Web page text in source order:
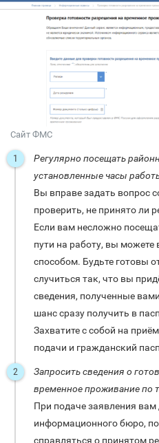
Сайт ФМС
Регулярно посещать
установленные часы
Вы вправе задать вопрос
проверить, не принято ли
Если вам несложно
пути на работу, вы можете
способом. Будьте готовы
случиться так, что вы
сведения, полученные
шанс сразу получить в
Захватите с собой на
подачи и гражданский
Запросить сведения о
временное проживание по
При подаче заявления
информационного бюро,
справляться о принятом